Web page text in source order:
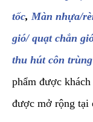
tốc, Màn nhựa/
gió/ quạt chắn
thu hút côn
phẩm được
được mở rộng tại